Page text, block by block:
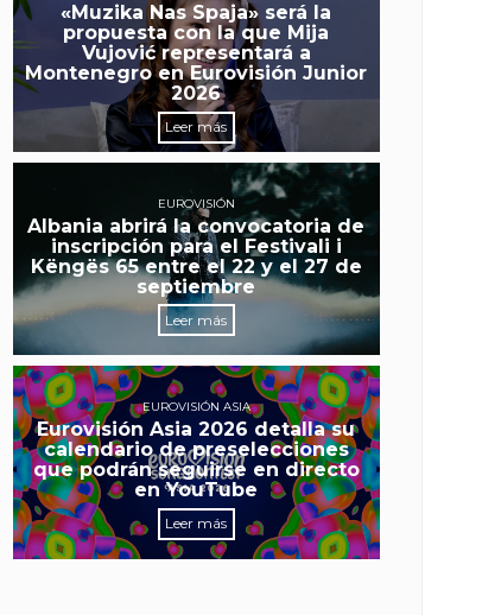
«Muzika Nas Spaja» será la
propuesta con la que Mija
Vujović representará a
Montenegro en Eurovisión Junior
2026
Leer más
EUROVISIÓN
Albania abrirá la convocatoria de
inscripción para el Festivali i
Këngës 65 entre el 22 y el 27 de
septiembre
Leer más
EUROVISIÓN ASIA
Eurovisión Asia 2026 detalla su
calendario de preselecciones
que podrán seguirse en directo
en YouTube
Leer más